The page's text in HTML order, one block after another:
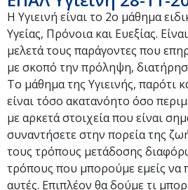
Η Υγιεινή είναι το 2ο μάθημα
Υγείας, Πρόνοια και Ευεξίας.
μελετά τους παράγοντες που
με σκοπό την πρόληψη,
Το μάθημα της Υγιεινής, παρότι
είναι τόσο ακατανόητο όσο
με αρκετά στοιχεία που είναι
συναντήσετε στην πορεία της
τους τρόπους μετάδοσης
τρόπους που μπορούμε εμείς να
αυτές. Επιπλέον θα δούμε τι